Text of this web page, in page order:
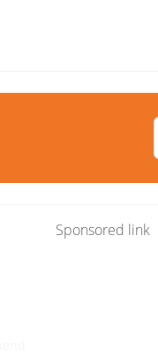
Sponsored link